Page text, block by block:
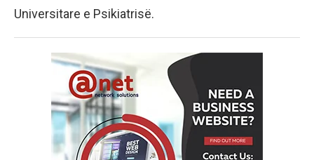
Universitare e Psikiatrisë.